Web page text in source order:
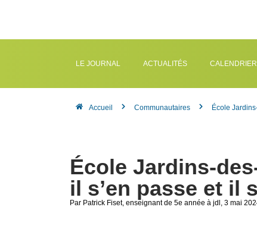
LE JOURNAL ACTUALITÉS CALENDRIER
Accueil Communautaires École
École Jardins-
il s’en passe et il
Par Patrick Fiset, enseignant de 5e année à jdl , 3 mai